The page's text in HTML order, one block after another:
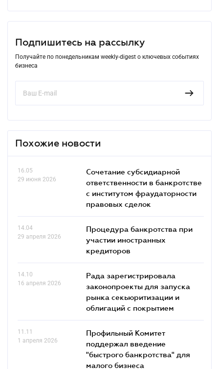
Подпишитесь на рассылку
Получайте по понедельникам weekly-digest о ключевых событиях
бизнеса
Похожие новости
16.05
29 июня 2026
Сочетание субсидиарной
ответственности в банкротстве
с институтом фраудаторности
правовых сделок
14.04
29 апреля 2026
Процедура банкротства при
участии иностранных
кредиторов
14.10
16 апреля 2026
Рада зарегистрировала
законопроекты для запуска
рынка секьюритизации и
облигаций с покрытием
11.11
1 апреля 2026
Профильный Комитет
поддержал введение
"быстрого банкротства" для
малого бизнеса